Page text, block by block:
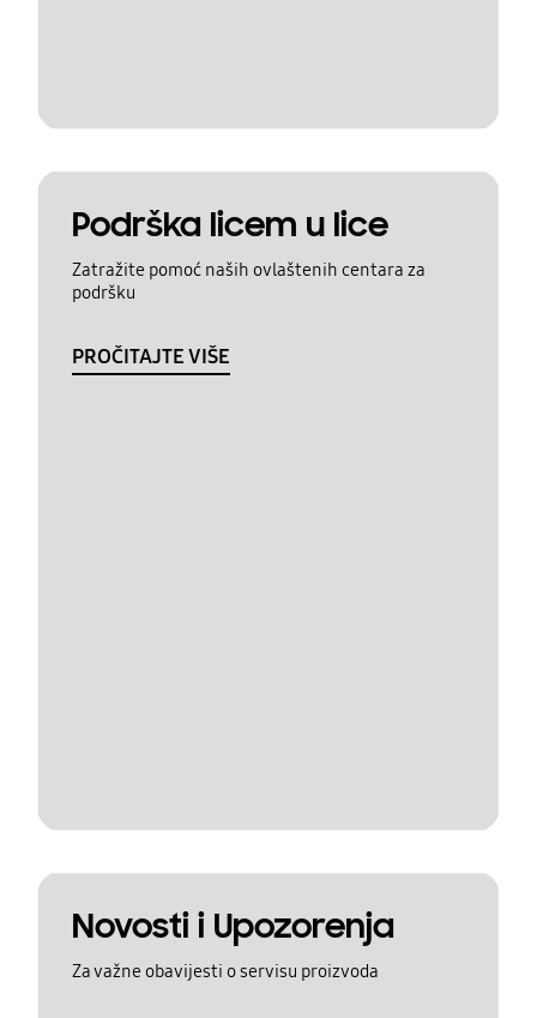
Podrška licem u lice
Zatražite pomoć naših ovlaštenih centara za
podršku
PROČITAJTE VIŠE
Novosti i Upozorenja
Za važne obavijesti o servisu proizvoda